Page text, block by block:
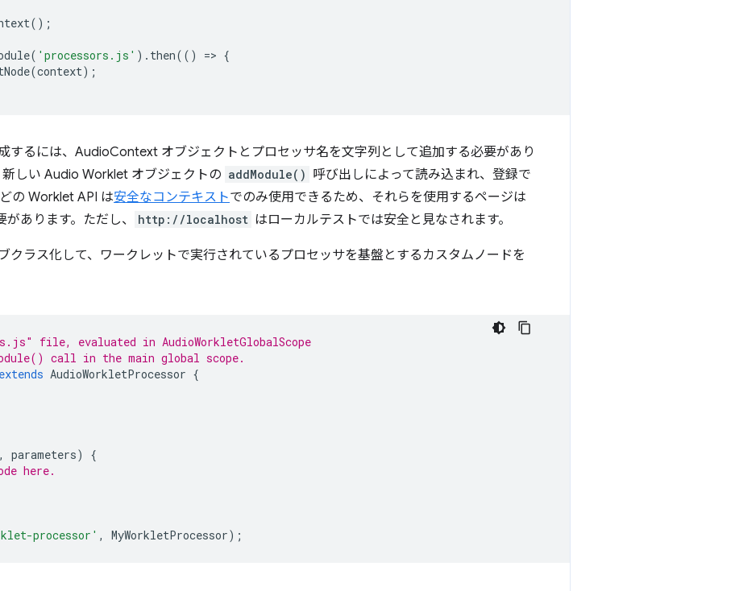
();
( 'processors.js' ). then(() => {
(context);
するには、AudioContext オブジェクトとプロセッサ名を文字列として追加する必要があり
しい Audio Worklet オブジェクトの addModule() 呼び出しによって読み込まれ、登録で
の Worklet API は安全なコンテキストでのみ使用できるため、それらを使用するページは
あります。ただし、
http://localhost はローカルテストでは安全と見なされます。
クラス化して、ワークレットで実行されているプロセッサを基盤とするカスタムノードを
file, evaluated in AudioWorkletGlobalScope
call in the main global scope.
extends AudioWorkletProcessor {
, parameters)
{
here.
processor' , MyWorkletProcessor);